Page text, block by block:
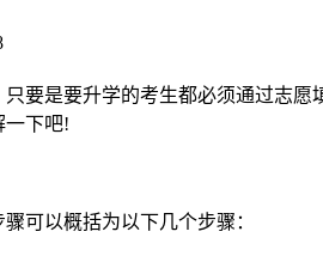
要是要升学的考生都必须通过志
一下吧!
可以概括为以下几个步骤：